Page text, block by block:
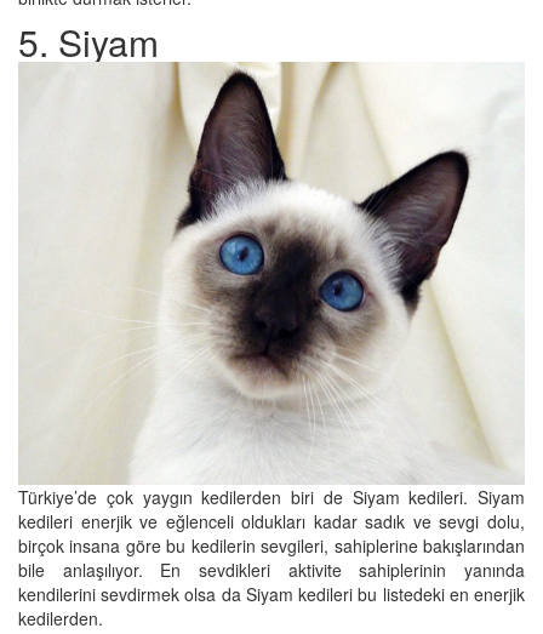
5. Siyam
Türkiye’de çok yaygın kedilerden biri de Siyam kedileri. Siyam
kedileri enerjik ve eğlenceli oldukları kadar sadık ve sevgi dolu,
birçok insana göre bu kedilerin sevgileri, sahiplerine bakışlarından
bile anlaşılıyor. En sevdikleri aktivite sahiplerinin yanında
kendilerini sevdirmek olsa da Siyam kedileri bu listedeki en enerjik
kedilerden.